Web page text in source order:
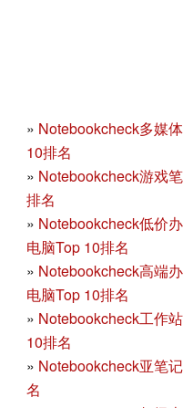
» Notebookcheck多媒
10排名
» Notebookcheck游戏
排名
» Notebookcheck低价
电脑Top 10排名
» Notebookcheck高端
电脑Top 10排名
» Notebookcheck工作
10排名
» Notebookcheck亚笔
名